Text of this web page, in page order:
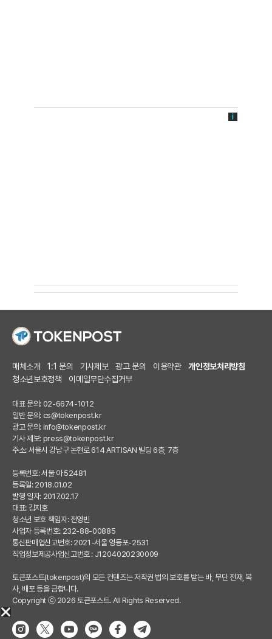
매체소개 1:1 문의 기사제보 광고 문의 이용약관
개인정보처리방침
청소년보호정책
이메일무단수집거부
대표 문의: 02-6674-1012
일반 문의: cs@tokenpost.kr
광고 문의: info@tokenpost.kr
기사 제보: press@tokenpost.kr
주소: 서울시 강남구 논현로 614 ARTISAN 빌딩 6층, 7층
등록번호: 서울 아 52481
등록일: 2018.01.02
발행 일자: 2017.02.17
대표: 김지호
청소년 보호 책임자: 전영빈
사업자 등록번호: 232-88-00885
통신판매업신고번호: 2021-서울 영등포-2531
직업정보제공사업신고번호 : J1204020230009
토큰포스트(tokenpost)의 모든 컨텐츠는 저작권 법의 보호를 받는 바, 무단 전재, 복
사, 배포 등을 금합니다.
Copyright ⓒ 2026 토큰포스트. All Rights Reserved.